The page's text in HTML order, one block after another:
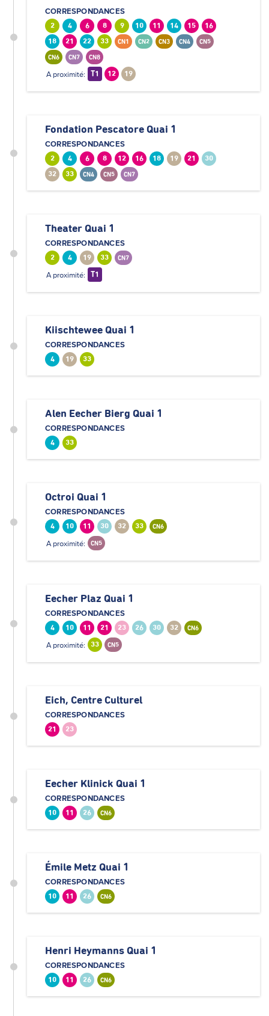
CORRESPONDANCES
2 4 6 8 9 10 11 14 15
16
18
21 22 33 CN1 CN2 CN3 CN4 CN5
CN6 CN7 CN8
A proximité: T1 12 19
Fondation Pescatore Quai 1
CORRESPONDANCES
2 4 6 8 12 16 18 19 21
30
32
33 CN4 CN5 CN7
Theater Quai 1
CORRESPONDANCES
2 4 19 33 CN7
A proximité: T1
Kiischtewee Quai 1
CORRESPONDANCES
4 19 33
Alen Eecher Bierg Quai 1
CORRESPONDANCES
4 33
Octroi Quai 1
CORRESPONDANCES
4 10 11 30 32 33 CN6
A proximité: CN5
Eecher Plaz Quai 1
CORRESPONDANCES
4 10 11 21 23 26 30 32 CN6
A proximité: 33 CN5
Eich, Centre Culturel
CORRESPONDANCES
21 23
Eecher Klinick Quai 1
CORRESPONDANCES
10 11 26 CN6
Émile Metz Quai 1
CORRESPONDANCES
10 11 26 CN6
Henri Heymanns Quai 1
CORRESPONDANCES
10 11 26 CN6